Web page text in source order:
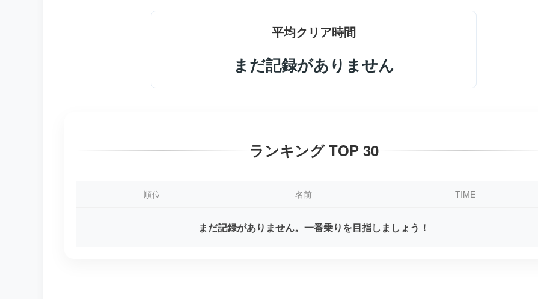
平均クリア時間
まだ記録がありません
ランキング TOP 30
順位 名前 TIME
まだ記録がありません。一番乗りを目指しましょう！